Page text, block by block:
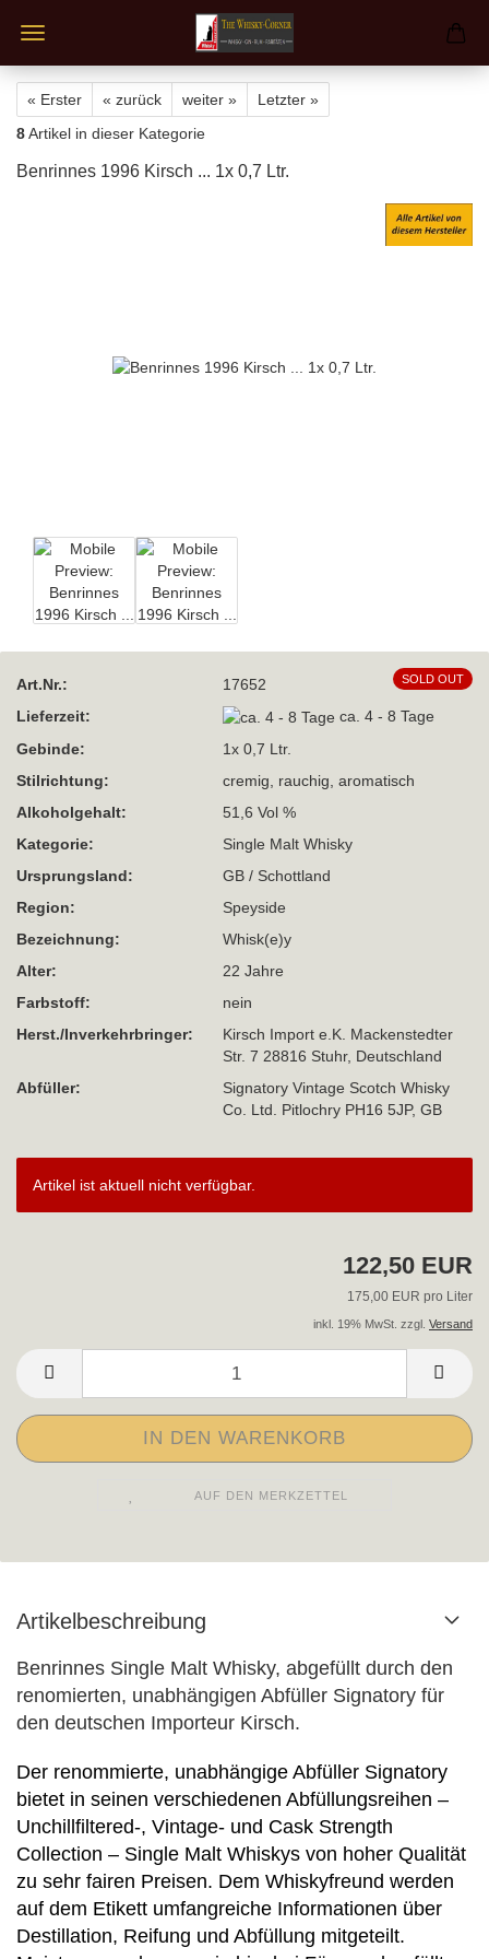
« Erster « zurück weiter »
Letzter »
8Artikel in dieser Kategorie
Benrinnes 1996 Kirsch ... 1x 0,7 Ltr.
SOLD OUT
Art.Nr.:
17652
Lieferzeit:
ca. 4 - 8 Tage
Gebinde:
1x 0,7 Ltr.
Stilrichtung:
cremig, rauchig, aromatisch
Alkoholgehalt:
51,6 Vol %
Kategorie:
Single Malt Whisky
Ursprungsland:
GB / Schottland
Region:
Speyside
Bezeichnung:
Whisk(e)y
Alter:
22 Jahre
Farbstoff:
nein
Herst./Inverkehrbringer:
Kirsch Import e.K. Mackenstedter
Str. 7 28816 Stuhr, Deutschland
Abfüller:
Signatory Vintage Scotch Whisky
Co. Ltd. Pitlochry PH16 5JP, GB
Artikel ist aktuell nicht verfügbar.
122,50 EUR
175,00 EUR pro Liter
inkl. 19% MwSt. zzgl. Versand
AUF DEN MERKZETTEL
Artikelbeschreibung
Benrinnes Single Malt Whisky, abgefüllt durch den
renomierten, unabhängigen Abfüller Signatory für
den deutschen Importeur Kirsch.
Der renommierte, unabhängige Abfüller Signatory
bietet in seinen verschiedenen Abfüllungsreihen –
Unchillfiltered-, Vintage- und Cask Strength
Collection – Single Malt Whiskys von hoher Qualität
zu sehr fairen Preisen. Dem Whiskyfreund werden
auf dem Etikett umfangreiche Informationen über
Destillation, Reifung und Abfüllung mitgeteilt.